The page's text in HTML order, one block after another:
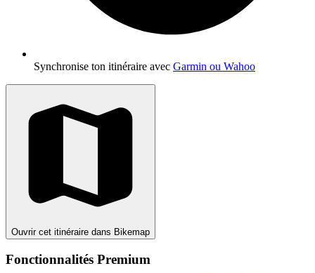
Synchronise ton itinéraire avec Garmin ou Wahoo
Ouvrir cet itinéraire dans Bikemap
Fonctionnalités Premium